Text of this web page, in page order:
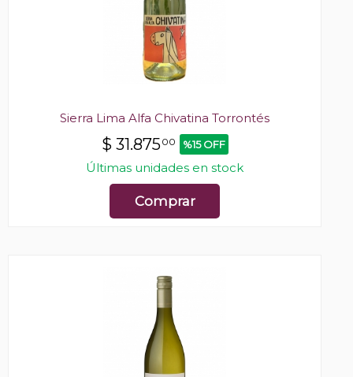
Sierra Lima Alfa Chivatina Torrontés
$ 31.87500 %15 OFF
Últimas unidades en stock
Comprar